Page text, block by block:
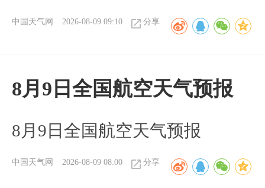
中国天气网 2026-08-09 09:10 分享
8月9日全国航空天气预报
8月9日全国航空天气预报​
中国天气网 2026-08-09 08:00 分享